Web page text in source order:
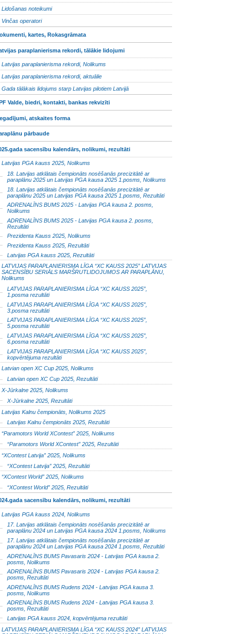
Lidošanas noteikumi
Vinčas operatori
kartes, Rokasgrāmata
paraplanierisma rekordi, tālākie lidojumi
Latvijas paraplanierisma rekordi, Nolikums
Latvijas paraplanierisma rekordi, aktuālie
Gada tālākais lidojums starp Latvijas pilotiem Latvijā
Valde, biedri, kontakti, bankas rekvizīti
atskaites forma
pārbaude
sacensību kalendārs, nolikumi, rezultāti
Latvijas PGA kauss 2025, Nolikums
18. Latvijas atklātais čempionāts nosēšanās precizitātē ar
paraplānu 2025 un Latvijas PGA kausa 2025 1.posms, Nolikums
18. Latvijas atklātais čempionāts nosēšanās precizitātē ar
paraplānu 2025 un Latvijas PGA kausa 2025 1.posms, Rezultāti
ADRENALĪNS BUMS 2025 - Latvijas PGA kausa 2. posms,
Nolikums
ADRENALĪNS BUMS 2025 - Latvijas PGA kausa 2. posms,
Rezultāti
Prezidenta Kauss 2025, Nolikums
Prezidenta Kauss 2025, Rezultāti
Latvijas PGA kauss 2025, Rezultāti
LATVIJAS PARAPLANIERISMA LĪGA “XC KAUSS 2025” LATVIJAS
SACENSĪBU SERIĀLS MARŠRUTLIDOJUMOS AR PARAPLĀNU,
Nolikums
LATVIJAS PARAPLANIERISMA LĪGA “XC KAUSS 2025”,
1.posma rezultāti
LATVIJAS PARAPLANIERISMA LĪGA “XC KAUSS 2025”,
3.posma rezultāti
LATVIJAS PARAPLANIERISMA LĪGA “XC KAUSS 2025”,
5.posma rezultāti
LATVIJAS PARAPLANIERISMA LĪGA “XC KAUSS 2025”,
6.posma rezultāti
LATVIJAS PARAPLANIERISMA LĪGA “XC KAUSS 2025”,
kopvērtējuma rezultāti
Latvian open XC Cup 2025, Nolikums
Latvian open XC Cup 2025, Rezultāti
X-Jūrkalne 2025, Nolikums
X-Jūrkalne 2025, Rezultāti
Latvijas Kalnu čempionāts, Nolikums 2025
Latvijas Kalnu čempionāts 2025, Rezultāti
“Paramotors World XContest” 2025, Nolikums
“Paramotors World XContest” 2025, Rezultāti
“XContest Latvija” 2025, Nolikums
“XContest Latvija” 2025, Rezultāti
“XContest World” 2025, Nolikums
“XContest World” 2025, Rezultāti
sacensību kalendārs, nolikumi, rezultāti
Latvijas PGA kauss 2024, Nolikums
17. Latvijas atklātais čempionāts nosēšanās precizitātē ar
paraplānu 2024 un Latvijas PGA kausa 2024 1.posms, Nolikums
17. Latvijas atklātais čempionāts nosēšanās precizitātē ar
paraplānu 2024 un Latvijas PGA kausa 2024 1.posms, Rezultāti
ADRENALĪNS BUMS Pavasaris 2024 - Latvijas PGA kausa 2.
posms, Nolikums
ADRENALĪNS BUMS Pavasaris 2024 - Latvijas PGA kausa 2.
posms, Rezultāti
ADRENALĪNS BUMS Rudens 2024 - Latvijas PGA kausa 3.
posms, Nolikums
ADRENALĪNS BUMS Rudens 2024 - Latvijas PGA kausa 3.
posms, Rezultāti
Latvijas PGA kauss 2024, kopvērtējuma rezultāti
LATVIJAS PARAPLANIERISMA LĪGA “XC KAUSS 2024” LATVIJAS